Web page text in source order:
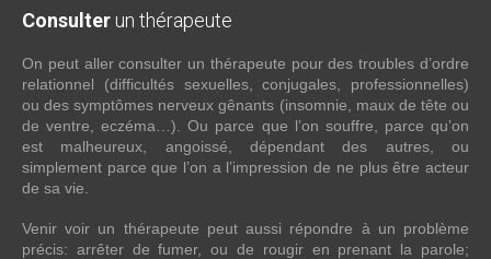
Consulter un thérapeute
On peut aller consulter un thérapeute pour des troubles d’ordre
relationnel (difficultés sexuelles, conjugales, professionnelles)
ou des symptômes nerveux gênants (insomnie, maux de tête ou
de ventre, eczéma…). Ou parce que l’on souffre, parce qu’on
est malheureux, angoissé, dépendant des autres, ou
simplement parce que l’on a l’impression de ne plus être acteur
de sa vie.
Venir voir un thérapeute peut aussi répondre à un problème
précis: arrêter de fumer, ou de rougir en prenant la parole;